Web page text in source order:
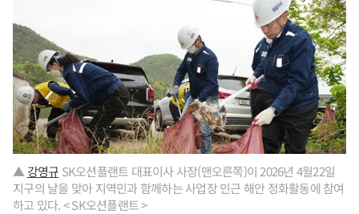
▲ 강영규 SK오션플랜트 대표이사 사장(맨오른쪽)이 2026년 4월22일
지구의 날을 맞아 지역민과 함께하는 사업장 인근 해안 정화활동에 참여
하고 있다. < SK오션플랜트 >